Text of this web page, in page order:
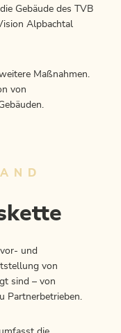
Gebäude des TVB
Alpbachtal
Maßnahmen.
von
und
von
sind – von
Partnerbetrieben.